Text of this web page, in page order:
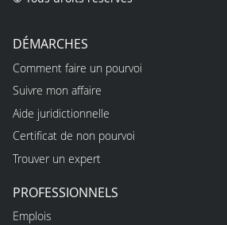
DÉMARCHES
Comment faire un pourvoi
Suivre mon affaire
Aide juridictionnelle
Certificat de non pourvoi
Trouver un expert
PROFESSIONNELS
Emplois